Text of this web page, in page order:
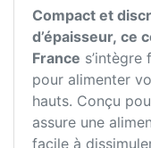
Compact et
d’épaisseur, ce
France
pour alimenter
hauts. Conçu
assure une
facile à